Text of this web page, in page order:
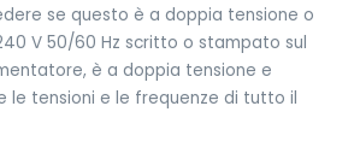
se questo è a doppia tensione o
V 50/60 Hz scritto o stampato sul
è a doppia tensione e
le tensioni e le frequenze di tutto il